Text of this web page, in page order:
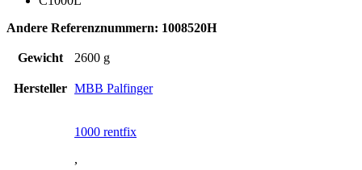
Andere Referenznummern: 1008520H
Gewicht 2600 g
Hersteller MBB Palfinger
1000 rentfix
,